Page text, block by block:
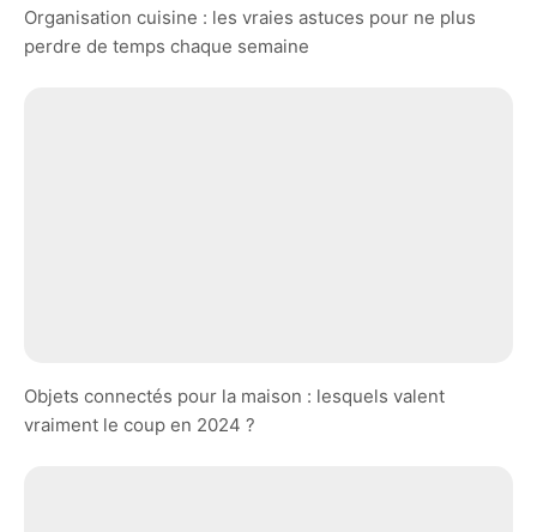
Organisation cuisine : les vraies astuces pour ne plus
perdre de temps chaque semaine
Objets connectés pour la maison : lesquels valent
vraiment le coup en 2024 ?